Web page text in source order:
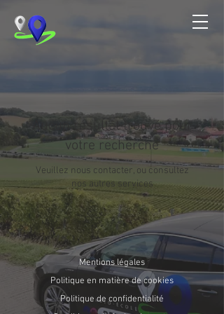
Aucun résultat trouvé pour
votre recherche
Veuillez nous contacter, ou consultez
nos autres services
Mentions légales
Politique en matière de cookies
Politique de confidentialité